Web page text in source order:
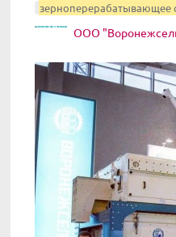
зерноперерабатывающее
ООО